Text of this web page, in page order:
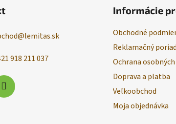
@lemitas.sk
918 211 037
Informácie
Obchodné
Reklamačný
Ochrana
Doprava a platba
Veľkoobchod
Moja objednávka